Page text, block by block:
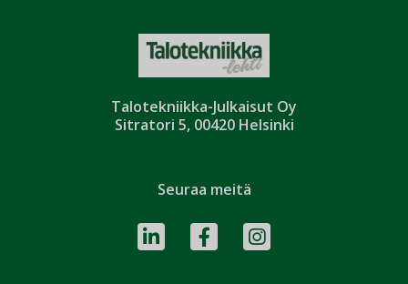
Talotekniikka-Julkaisut Oy
Sitratori 5, 00420 Helsinki
Seuraa meitä